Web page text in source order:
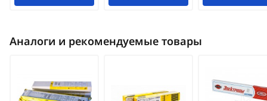
Аналоги и рекомендуемые товары